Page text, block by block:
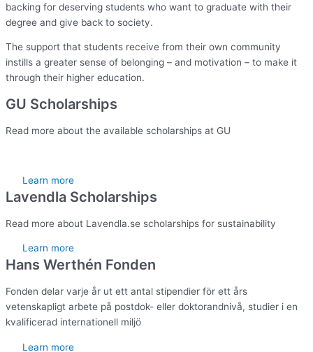
backing for deserving students who want to graduate with their
degree and give back to society.
The support that students receive from their own community
instills a greater sense of belonging – and motivation – to make it
through their higher education.
GU Scholarships
Read more about the available scholarships at GU
Learn more
Lavendla Scholarships
Read more about Lavendla.se scholarships for sustainability
Learn more
Hans Werthén Fonden
Fonden delar varje år ut ett antal stipendier för ett års
vetenskapligt arbete på postdok- eller doktorandnivå, studier i en
kvalificerad internationell miljö
Learn more